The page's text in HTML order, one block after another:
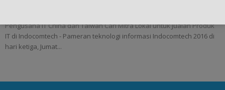
Pengusaha IT China dan Taiwan Cari Mitra Lokal untuk Jualan Produk
IT di Indocomtech - Pameran teknologi informasi Indocomtech 2016 di
hari ketiga, Jumat...